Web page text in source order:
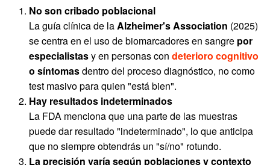
No son cribado poblacional
La guía clínica de la Alzheimer's Association (2025)
se centra en el uso de biomarcadores en sangre por
especialistasy en personas con deterioro cognitivo
o síntomasdentro del proceso diagnóstico, no como
test masivo para quien "está bien".
Hay resultados indeterminados
La FDA menciona que una parte de las muestras
puede dar resultado "indeterminado", lo que anticipa
que no siempre obtendrás un "sí/no" rotundo.
La precisión varía según poblaciones y contexto